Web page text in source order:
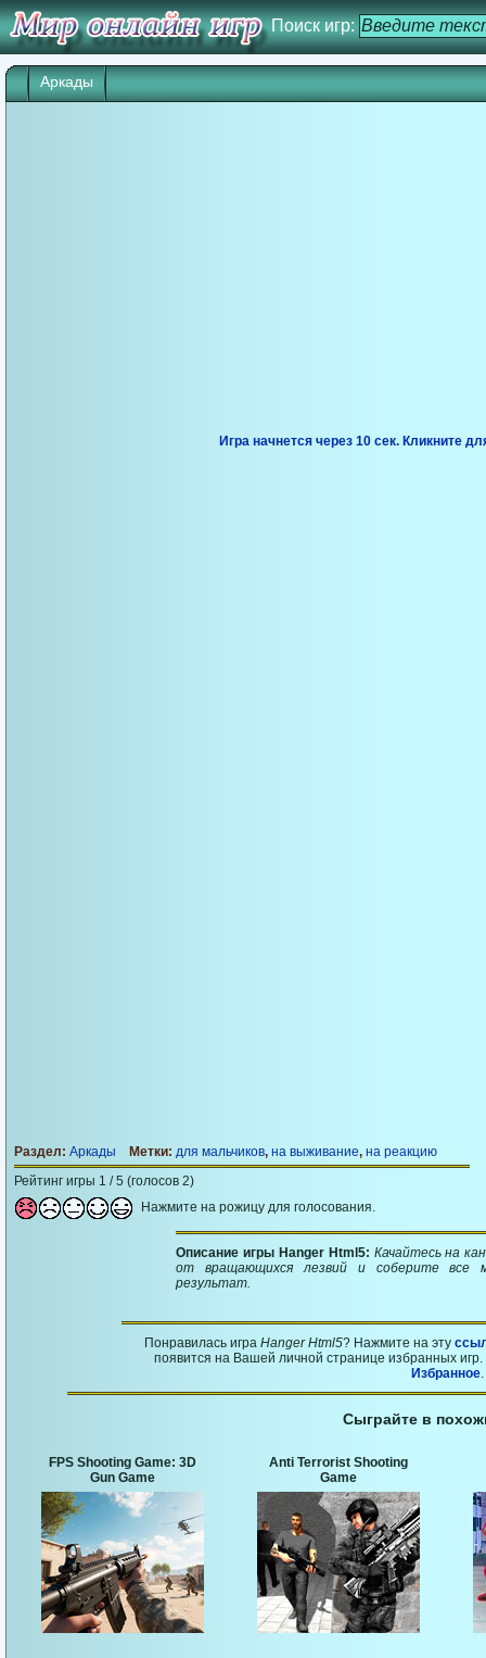
Поиск игр:
Аркады
Игра начнется через 10 сек. Кликните
Раздел: Аркады Метки: для мальчиков, на выживание, на реакцию
Рейтинг игры 1 / 5 (голосов 2)
Нажмите на рожицу для голосования.
Описание игры Hanger Html5: Качайтесь на
от вращающихся лезвий и соберите все
результат.
Понравилась игра Hanger Html5? Нажмите на эту
появится на Вашей личной странице избранных
Избранное.
Сыграйте в
FPS Shooting Game: 3D
Gun Game
Anti Terrorist Shooting
Game